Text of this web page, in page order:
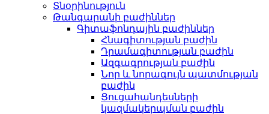
Տնօրինություն
Թանգարանի բաժիններ
Գիտաֆոնդային բաժիններ
Հնագիտության բաժին
Դրամագիտության բաժին
Ազգագրության բաժին
Նոր և նորագույն պատմության
բաժին
Ցուցահանդեսների
կազմակերպման բաժին